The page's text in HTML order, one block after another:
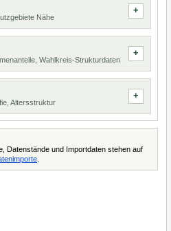
Nähe
Wahlkreis-Strukturdaten
Altersstruktur
Datenstände und Importdaten stehen auf